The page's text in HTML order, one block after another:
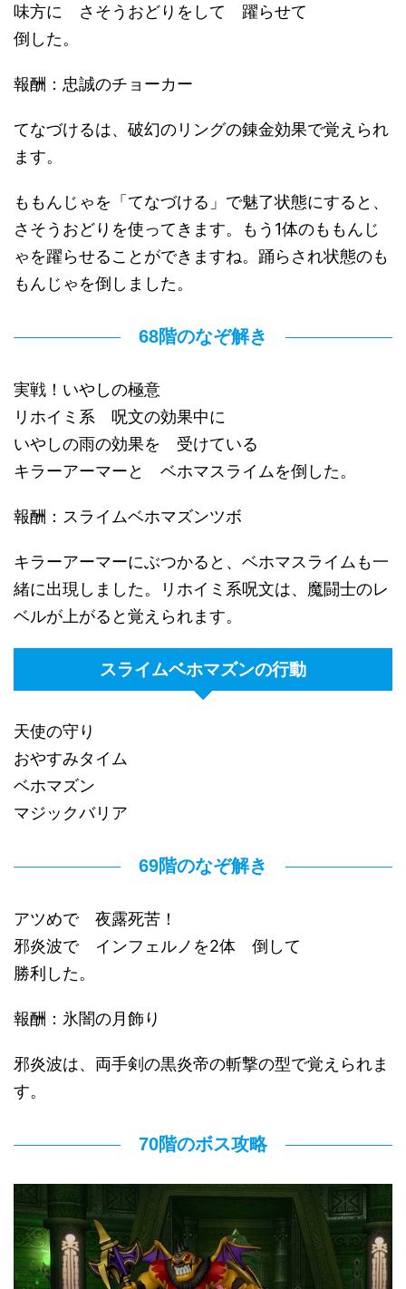
味方に さそうおどりをして 躍らせて
倒した。
報酬：忠誠のチョーカー
てなづけるは、破幻のリングの錬金効果で覚えられ
ます。
ももんじゃを「てなづける」で魅了状態にすると、
さそうおどりを使ってきます。もう1体のももんじ
ゃを躍らせることができますね。踊らされ状態のも
もんじゃを倒しました。
68階のなぞ解き
実戦！いやしの極意
リホイミ系 呪文の効果中に
いやしの雨の効果を 受けている
キラーアーマーと ベホマスライムを倒した。
報酬：スライムベホマズンツボ
キラーアーマーにぶつかると、ベホマスライムも一
緒に出現しました。リホイミ系呪文は、魔闘士のレ
ベルが上がると覚えられます。
スライムベホマズンの行動
天使の守り
おやすみタイム
ベホマズン
マジックバリア
69階のなぞ解き
アツめで 夜露死苦！
邪炎波で インフェルノを2体 倒して
勝利した。
報酬：氷闇の月飾り
邪炎波は、両手剣の黒炎帝の斬撃の型で覚えられま
す。
70階のボス攻略